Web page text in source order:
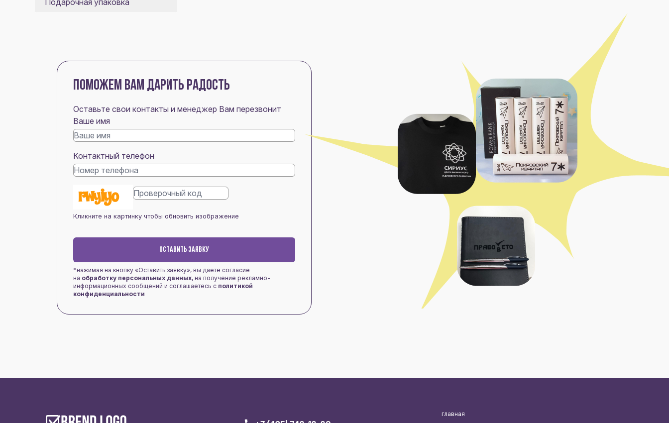
Подарочная упаковка
ПОМОЖЕМ ВАМ ДАРИТЬ РАДОСТЬ
Оставьте свои контакты и менеджер Вам перезвонит
Ваше имя
Контактный телефон
Кликните на картинку чтобы обновить изображение
ОСТАВИТЬ ЗАЯВКУ
*нажимая на кнопку «Оставить заявку», вы даете согласие
на обработку персональных данных, на получение рекламно-
информационных сообщений и соглашаетесь с политикой
конфиденциальности
главная